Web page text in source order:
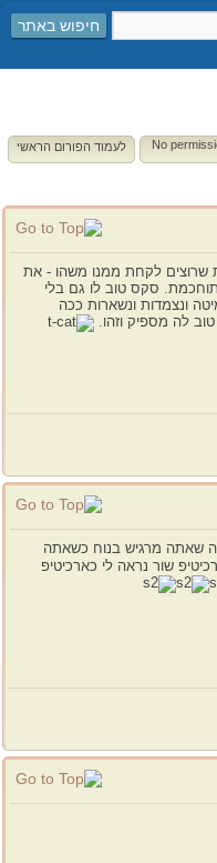
חיפוש באתר
לעמוד הפורום הראשי
שרוצים לקחת ממנו משהו - את
סקס טוב לו גם בלי
ונצמדות ונשארות ככה
לה מספיק וזהו.
שאתה מרגיש בנוח כשאתה
שור נראה לי כארכיטיפ